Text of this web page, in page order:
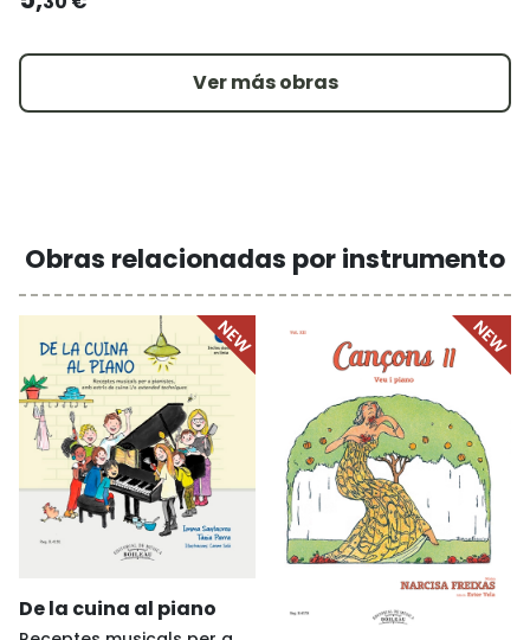
Ver más obras
Obras relacionadas por instrumento
De la cuina al piano